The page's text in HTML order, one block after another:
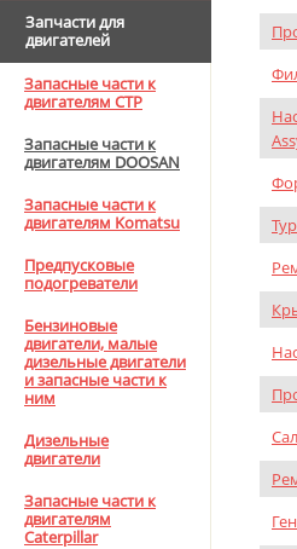
Запчасти для
двигателей
Запасные части к
двигателям CTP
Запасные части к
двигателям DOOSAN
Запасные части к
двигателям Komatsu
Предпусковые
подогреватели
Бензиновые
двигатели, малые
дизельные двигатели
и запасные части к
ним
Дизельные
двигатели
Запасные части к
двигателям
Caterpillar